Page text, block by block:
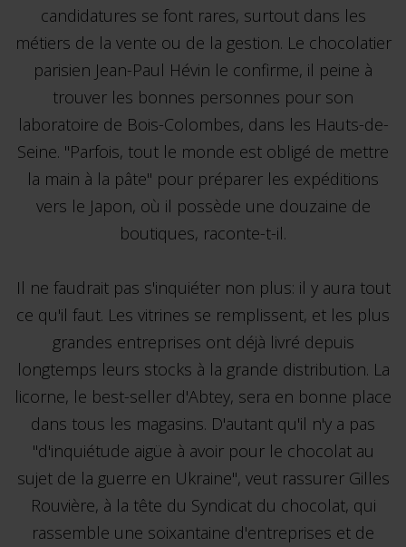
candidatures se font rares, surtout dans les
métiers de la vente ou de la gestion. Le chocolatier
parisien Jean-Paul Hévin le confirme, il peine à
trouver les bonnes personnes pour son
laboratoire de Bois-Colombes, dans les Hauts-de-
Seine. "Parfois, tout le monde est obligé de mettre
la main à la pâte" pour préparer les expéditions
vers le Japon, où il possède une douzaine de
boutiques, raconte-t-il.
Il ne faudrait pas s'inquiéter non plus: il y aura tout
ce qu'il faut. Les vitrines se remplissent, et les plus
grandes entreprises ont déjà livré depuis
longtemps leurs stocks à la grande distribution. La
licorne, le best-seller d'Abtey, sera en bonne place
dans tous les magasins. D'autant qu'il n'y a pas
"d'inquiétude aigüe à avoir pour le chocolat au
sujet de la guerre en Ukraine", veut rassurer Gilles
Rouvière, à la tête du Syndicat du chocolat, qui
rassemble une soixantaine d'entreprises et de